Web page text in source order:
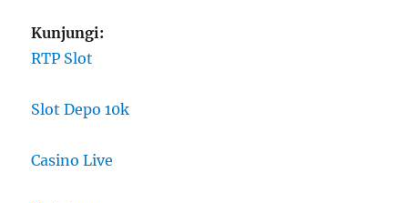
Kunjungi:
RTP Slot
Slot Depo 10k
Casino Live